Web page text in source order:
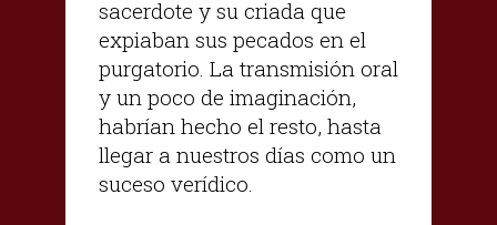
sacerdote y su criada que
expiaban sus pecados en el
purgatorio. La transmisión oral
y un poco de imaginación,
habrían hecho el resto, hasta
llegar a nuestros días como un
suceso verídico.